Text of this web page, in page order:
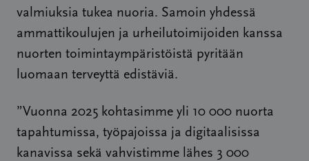
valmiuksia tukea nuoria. Samoin yhdessä
ammattikoulujen ja urheilutoimijoiden kanssa
nuorten toimintaympäristöistä pyritään
luomaan terveyttä edistäviä.
”Vuonna 2025 kohtasimme yli 10 000 nuorta
tapahtumissa, työpajoissa ja digitaalisissa
kanavissa sekä vahvistimme lähes 3 000